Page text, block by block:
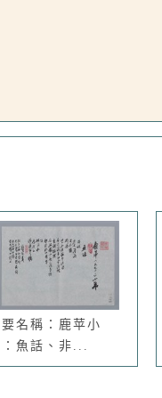
要名稱：鹿苹小
魚話、非...